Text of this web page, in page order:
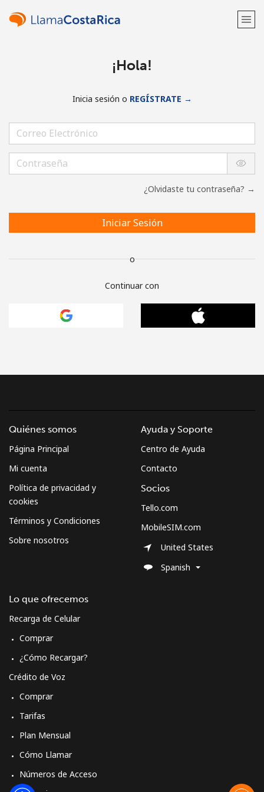
¡Hola!
Inicia sesión o REGÍSTRATE →
¿Olvidaste tu contraseña? →
Iniciar Sesión
o
Continuar con
Quiénes somos
Página Principal
Mi cuenta
Política de privacidad y
cookies
Términos y Condiciones
Sobre nosotros
Lo que ofrecemos
Recarga de Celular
Comprar
¿Cómo Recargar?
Crédito de Voz
Comprar
Tarifas
Plan Mensual
Cómo Llamar
Números de Acceso
Ayuda y Soporte
Centro de Ayuda
Contacto
Socios
Tello.com
MobileSIM.com
United States
Spanish